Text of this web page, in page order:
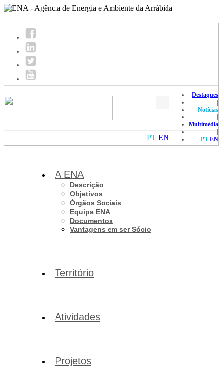
Destaques
Notícias
Multimédia
PT EN
PT EN
A ENA
Descrição
Objetivos
Órgãos Sociais
Equipa ENA
Documentos
Vantagens em ser Sócio
Território
Atividades
Projetos